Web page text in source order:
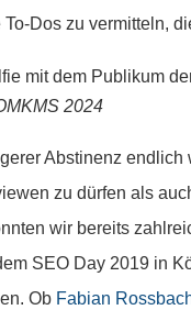
Dos zu vermitteln,
2024
Abstinenz
zu dürfen als
wir bereits
SEO Day 2019 in
Ob Fabian